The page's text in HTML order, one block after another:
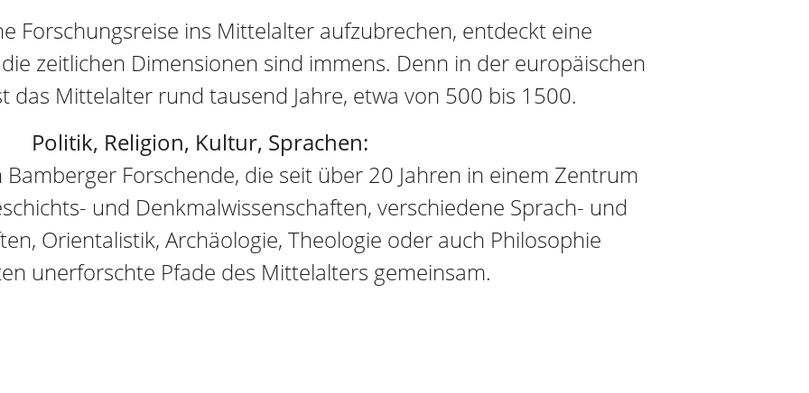
Forschungsreise ins Mittelalter aufzubrechen, entdeckt eine
zeitlichen Dimensionen sind immens. Denn in der europäischen
das Mittelalter rund tausend Jahre, etwa von 500 bis 1500.
Politik, Religion, Kultur, Sprachen:
Forschende, die seit über 20 Jahren in einem Zentrum
und Denkmalwissenschaften, verschiedene Sprach- und
Orientalistik, Archäologie, Theologie oder auch Philosophie
unerforschte Pfade des Mittelalters gemeinsam.